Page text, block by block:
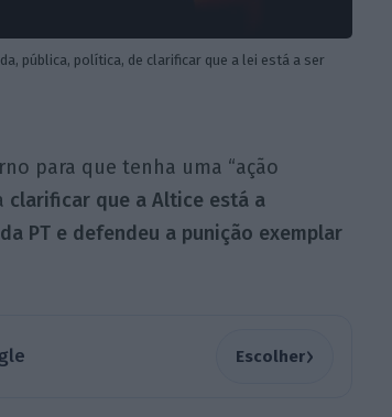
pública, política, de clarificar que a lei está a ser
para que tenha uma “ação
clarificar que a Altice está a
PT e defendeu a punição exemplar
Escolher›